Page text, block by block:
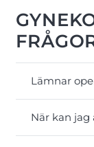
Lämnar
När kan